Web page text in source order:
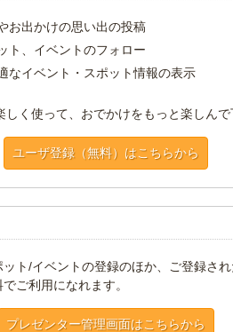
お出かけの思い出の投稿
ト、イベントのフォロー
なイベント・スポット情報の表示
しく使って、おでかけをもっと楽しんで
ユーザ登録（無料）はこちらから
ト/イベントの登録のほか、ご登録さ
ご利用になれます。
プレゼンター管理画面はこちらから